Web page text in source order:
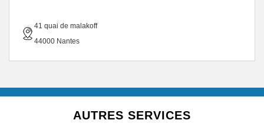
41 quai de malakoff
44000 Nantes
AUTRES SERVICES